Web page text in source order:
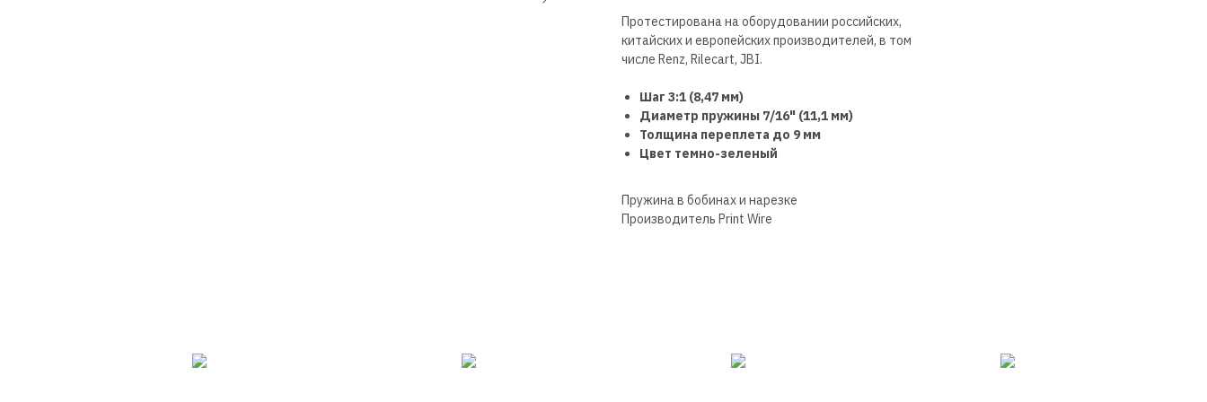
Протестирована на оборудовании российских,
китайских и европейских производителей, в том
числе Renz, Rilecart, JBI.
Шаг 3:1 (8,47 мм)
Диаметр пружины 7/16" (11,1 мм)
Толщина переплета до 9 мм
Цвет темно-зеленый
Пружина в бобинах и нарезке
Производитель Print Wire